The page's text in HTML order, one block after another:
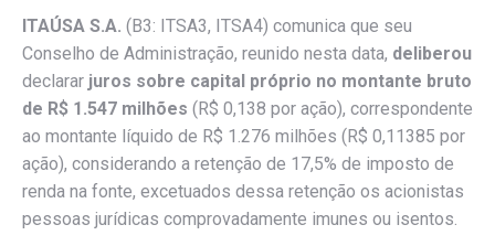
ITAÚSA S.A. (B3: ITSA3, ITSA4) comunica que seu
Conselho de Administração, reunido nesta data, deliberou
declarar juros sobre capital próprio no montante bruto
de R$ 1.547 milhões (R$ 0,138 por ação), correspondente
ao montante líquido de R$ 1.276 milhões (R$ 0,11385 por
ação), considerando a retenção de 17,5% de imposto de
renda na fonte, excetuados dessa retenção os acionistas
pessoas jurídicas comprovadamente imunes ou isentos.